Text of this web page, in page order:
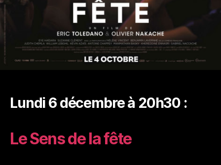
Lundi 6 décembre à 20h30 :
Le Sens de la fête